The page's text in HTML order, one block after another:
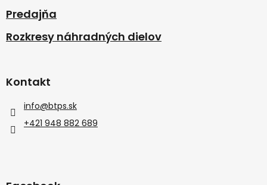
Predajňa
Rozkresy náhradných dielov
Kontakt
info@btps.sk
+421 948 882 689